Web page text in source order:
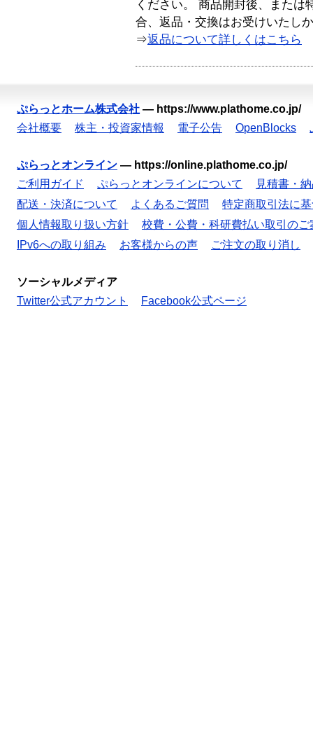
ください。 商品開封後、または
合、返品・交換はお受けいたし
⇒返品について詳しくはこちら
ぷらっとホーム株式会社 — https://www.plathome.co.jp/
会社概要
株主・投資家情報 電子公告 OpenBlocks
ぷらっとオンライン — https://online.plathome.co.jp/
ご利用ガイド
ぷらっとオンラインについて
見積書・
配送・決済について
よくあるご質問
特定商取引法に
個人情報取り扱い方針
校費・公費・科研費払い取引のご
IPv6への取り組み
お客様からの声 ご注文の取り消し
ソーシャルメディア
Twitter公式アカウント
Facebook公式ページ